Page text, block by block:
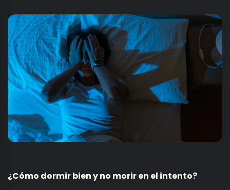
¿Cómo dormir bien y no morir en el intento?